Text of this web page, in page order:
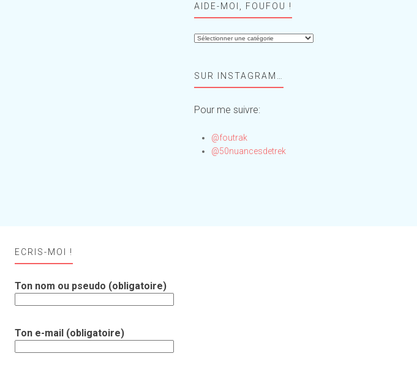
AIDE-MOI, FOUFOU !
Aide-
!SUR INSTAGRAM…
Pour me suivre:
@foutrak
@50nuancesdetrek
ECRIS-MOI !
Ton nom ou pseudo (obligatoire)
Ton e-mail (obligatoire)